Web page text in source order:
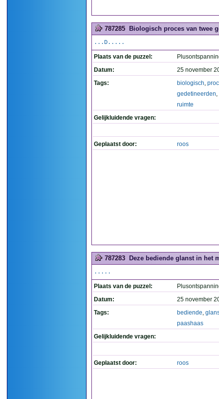
787285 Biologisch proces van twee
...D.....
Plaats van de puzzel:
Datum:
25 november
Tags:
biologisch,
gedetineerden,
ruimte
Gelijkluidende vragen:
Geplaatst door: roos
787283 Deze bediende glanst in het
.....
Plaats van de puzzel:
Datum:
25 november
Tags:
bediende,
paashaas
Gelijkluidende vragen:
Geplaatst door: roos